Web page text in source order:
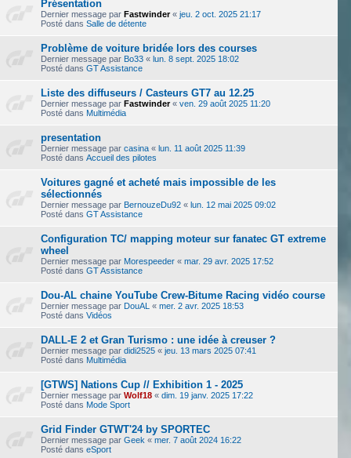
Présentation
Dernier message par Fastwinder« jeu. 2 oct. 2025 21:17
Posté dans Salle de détente
Problème de voiture bridée lors des courses
Dernier message par Bo33 « lun. 8 sept. 2025 18:02
Posté dans GT Assistance
Liste des diffuseurs / Casteurs GT7 au 12.25
Dernier message par Fastwinder« ven. 29 août 2025 11:20
Posté dans Multimédia
presentation
Dernier message par casina « lun. 11 août 2025 11:39
Posté dans Accueil des pilotes
Voitures gagné et acheté mais impossible de les
sélectionnés
Dernier message par BernouzeDu92 « lun. 12 mai 2025 09:02
Posté dans GT Assistance
Configuration TC/ mapping moteur sur fanatec GT extreme
wheel
Dernier message par Morespeeder « mar. 29 avr. 2025 17:52
Posté dans GT Assistance
Dou-AL chaine YouTube Crew-Bitume Racing vidéo course
Dernier message par DouAL « mer. 2 avr. 2025 18:53
Posté dans Vidéos
DALL-E 2 et Gran Turismo : une idée à creuser ?
Dernier message par didi2525 « jeu. 13 mars 2025 07:41
Posté dans Multimédia
[GTWS] Nations Cup // Exhibition 1 - 2025
Dernier message par Wolf18 « dim. 19 janv. 2025 17:22
Posté dans Mode Sport
Grid Finder GTWT'24 by SPORTEC
Dernier message par Geek « mer. 7 août 2024 16:22
Posté dans eSport